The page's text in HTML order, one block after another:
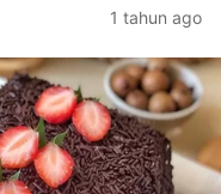
1 tahun ago